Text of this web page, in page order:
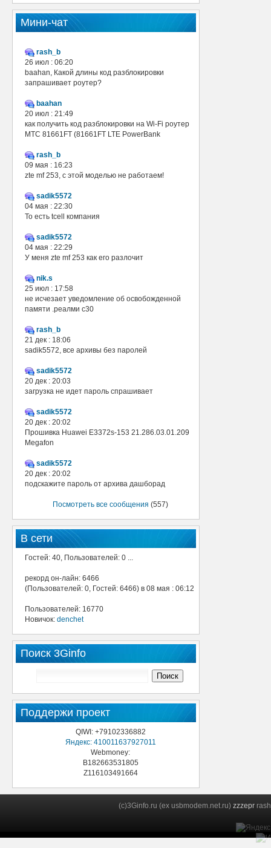
Мини-чат
rash_b
26 июл : 06:20
baahan, Какой длины код разблокировки
запрашивает роутер?
baahan
20 июл : 21:49
как получить код разблокировки на Wi-Fi роутер
МТС 81661FT (81661FT LTE PowerBank
rash_b
09 мая : 16:23
zte mf 253, с этой моделью не работаем!
sadik5572
04 мая : 22:30
То есть tcell компания
sadik5572
04 мая : 22:29
У меня zte mf 253 как его разлочит
nik.s
25 июл : 17:58
не исчезает уведомление об освобожденной
памяти .реалми с30
rash_b
21 дек : 18:06
sadik5572, все архивы без паролей
sadik5572
20 дек : 20:03
загрузка не идет пароль спрашивает
sadik5572
20 дек : 20:02
Прошивка Huawei E3372s-153 21.286.03.01.209
Megafon
sadik5572
20 дек : 20:02
подскажите пароль от архива дашборад
Посмотреть все сообщения (557)
В сети
Гостей: 40, Пользователей: 0 ...
рекорд он-лайн: 6466
(Пользователей: 0, Гостей: 6466) в 08 мая : 06:12
Пользователей: 16770
Новичок: denchet
Поиск 3Ginfo
Поддержи проект
QIWI: +79102336882
Яндекс: 410011637927011
Webmoney:
B182663531805
Z116103491664
(c)3Ginfo.ru (ex usbmodem.net.ru) zzzepr